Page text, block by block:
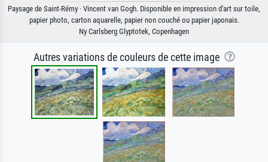
Paysage de Saint-Rémy · Vincent van Gogh. Disponible en impression d'art sur toile,
papier photo, carton aquarelle, papier non couché ou papier japonais.
Ny Carlsberg Glyptotek, Copenhagen
Autres variations de couleurs de cette image